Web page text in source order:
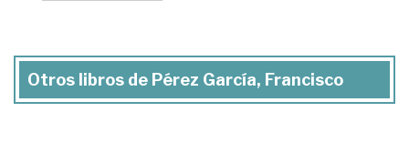
Otros libros de Pérez García, Francisco